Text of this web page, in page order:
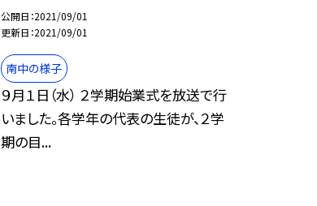
公開日 2021/09/01
更新日 2021/09/01
南中の様子
９月１日（水） ２学期始業式を放送で行
いました。各学年の代表の生徒が、２学
期の目...